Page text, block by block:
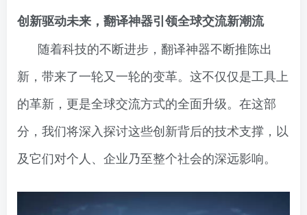
创新驱动未来，翻译神器引领全球交流新潮流
随着科技的不断进步，翻译神器不断推陈出
新，带来了一轮又一轮的变革。这不仅仅是工具上
的革新，更是全球交流方式的全面升级。在这部
分，我们将深入探讨这些创新背后的技术支撑，以
及它们对个人、企业乃至整个社会的深远影响。